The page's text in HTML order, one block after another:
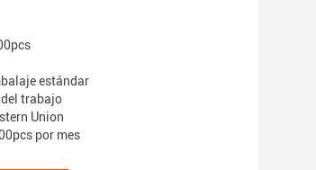
estándar
trabajo
Union
por mes